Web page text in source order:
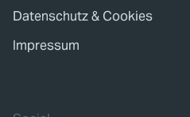
Datenschutz & Cookies
Impressum